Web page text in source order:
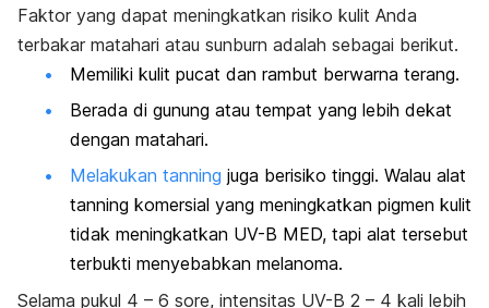
Faktor yang dapat meningkatkan risiko kulit Anda
terbakar matahari atau sunburn adalah sebagai berikut.
Memiliki kulit pucat dan rambut berwarna terang.
Berada di gunung atau tempat yang lebih dekat
dengan matahari.
Melakukan tanning juga berisiko tinggi. Walau alat
tanning komersial yang meningkatkan pigmen kulit
tidak meningkatkan UV-B MED, tapi alat tersebut
terbukti menyebabkan melanoma.
Selama pukul 4 – 6 sore, intensitas UV-B 2 – 4 kali lebih